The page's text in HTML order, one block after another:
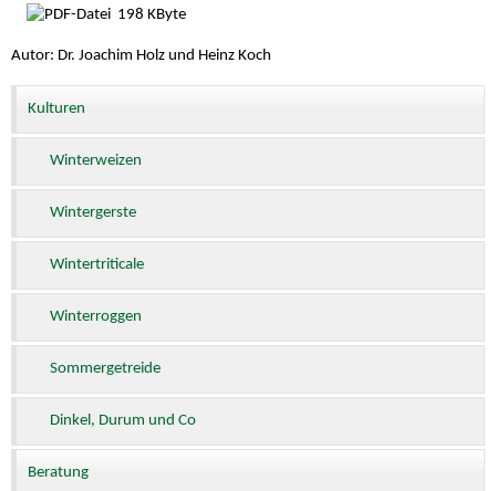
198 KByte
Autor: Dr. Joachim Holz und Heinz Koch
Kulturen
Winterweizen
Wintergerste
Wintertriticale
Winterroggen
Sommergetreide
Dinkel, Durum und Co
Beratung